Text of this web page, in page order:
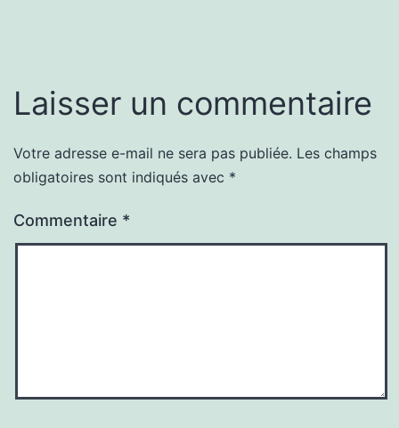
Laisser un commentaire
Votre adresse e-mail ne sera pas publiée. Les champs
obligatoires sont indiqués avec *
Commentaire *